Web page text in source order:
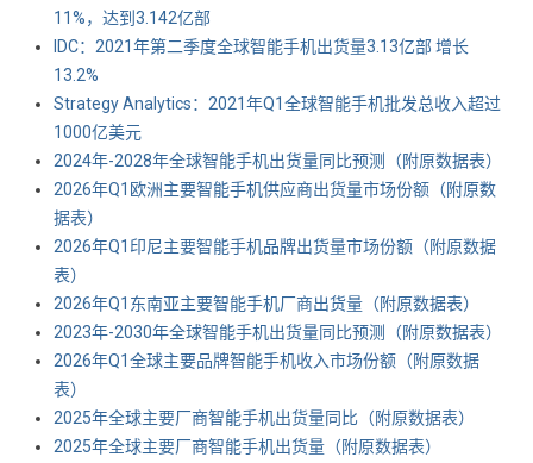
11%，达到3.142亿部
IDC：2021年第二季度全球智能手机出货量3.13亿部 增长
13.2%
Strategy Analytics：2021年Q1全球智能手机批发总收入超过
1000亿美元
2024年-2028年全球智能手机出货量同比预测（附原数据表） ​​​
2026年Q1欧洲主要智能手机供应商出货量市场份额（附原数
据表） ​​​
2026年Q1印尼主要智能手机品牌出货量市场份额（附原数据
表） ​​​
2026年Q1东南亚主要智能手机厂商出货量（附原数据表） ​​​
2023年-2030年全球智能手机出货量同比预测（附原数据表） ​​​
2026年Q1全球主要品牌智能手机收入市场份额（附原数据
表） ​​​
2025年全球主要厂商智能手机出货量同比（附原数据表） ​​​
2025年全球主要厂商智能手机出货量（附原数据表） ​​​